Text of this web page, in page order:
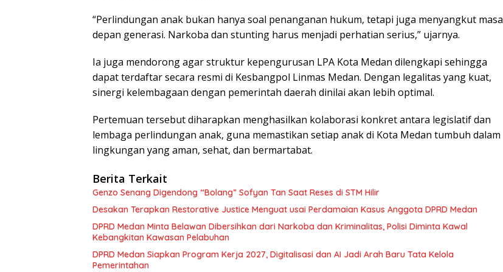
“Perlindungan anak bukan hanya soal penanganan hukum, tetapi juga menyangkut masa
depan generasi. Narkoba dan stunting harus menjadi perhatian serius,” ujarnya.
Ia juga mendorong agar struktur kepengurusan LPA Kota Medan dilengkapi sehingga
dapat terdaftar secara resmi di Kesbangpol Linmas Medan. Dengan legalitas yang kuat,
sinergi kelembagaan dengan pemerintah daerah dinilai akan lebih optimal.
Pertemuan tersebut diharapkan menghasilkan kolaborasi konkret antara legislatif dan
lembaga perlindungan anak, guna memastikan setiap anak di Kota Medan tumbuh dalam
lingkungan yang aman, sehat, dan bermartabat.
Berita Terkait
Genzo Senang Digendong “Bolang” Sofyan Tan Saat Reses di STM Hilir
Desakan Terapkan Restorative Justice Menguat usai Perdamaian Kasus Anggota DPRD Medan
DPRD Medan Minta Belawan Dibersihkan dari Narkoba dan Kriminalitas, Polisi Diminta Kawal
Kebangkitan Kawasan Pelabuhan
DPRD Medan Siapkan Program Kerja 2027, Digitalisasi dan AI Jadi Arah Baru Tata Kelola
Pemerintahan